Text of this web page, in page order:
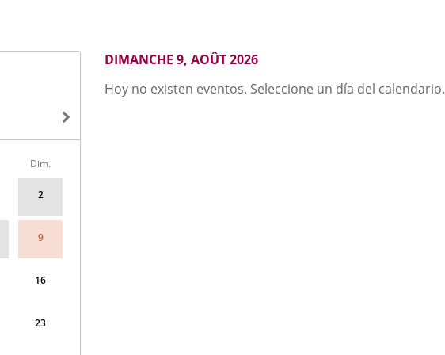
Dim.
2
9
16
23
AOÛT
2026
DIMANCHE 9, AOÛT 2026
Hoy no existen eventos. Seleccione un día del calendario.